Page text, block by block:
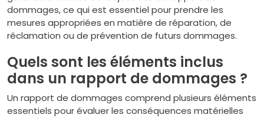
dommages, ce qui est essentiel pour prendre les
mesures appropriées en matière de réparation, de
réclamation ou de prévention de futurs dommages.
Quels sont les éléments inclus
dans un rapport de dommages ?
Un rapport de dommages comprend plusieurs éléments
essentiels pour évaluer les conséquences matérielles